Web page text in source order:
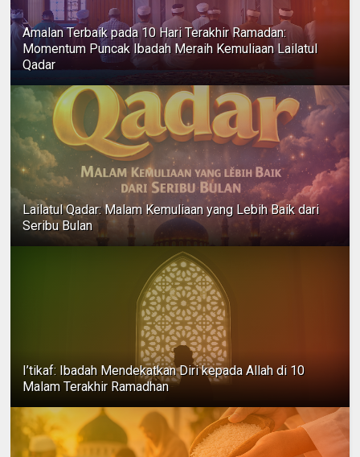
Amalan Terbaik pada 10 Hari Terakhir Ramadan:
Momentum Puncak Ibadah Meraih Kemuliaan Lailatul
Qadar
Lailatul Qadar: Malam Kemuliaan yang Lebih Baik dari
Seribu Bulan
I’tikaf: Ibadah Mendekatkan Diri kepada Allah di 10
Malam Terakhir Ramadhan